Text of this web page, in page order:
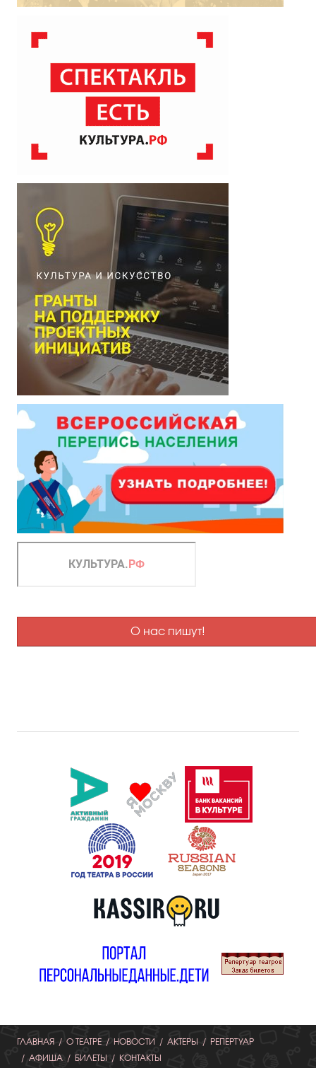
О нас пишут!
ГЛАВНАЯ О ТЕАТРЕ НОВОСТИ АКТЕРЫ
РЕПЕРТУАР
АФИША
БИЛЕТЫ КОНТАКТЫ